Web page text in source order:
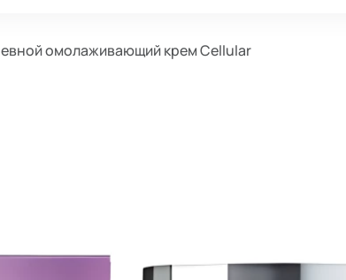
омолаживающий крем Cellular